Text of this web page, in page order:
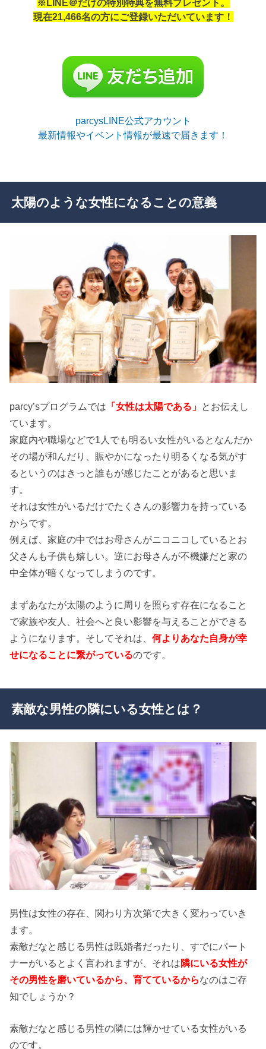
※LINE＠だけの特別特典を無料プレゼント。
現在21,466名の方にご登録いただいています！
parcysLINE公式アカウント
最新情報やイベント情報が最速で届きます！
太陽のような女性になることの意義
parcy’sプログラムでは 「女性は太陽である」 とお伝えし
ています。
家庭内や職場などで1人でも明るい女性がいるとなんだか
その場が和んだり、賑やかになったり明るくなる気がす
るというのはきっと誰もが感じたことがあると思いま
す。
それは女性がいるだけでたくさんの影響力を持っている
からです。
例えば、家庭の中ではお母さんがニコニコしているとお
父さんも子供も嬉しい。逆にお母さんが不機嫌だと家の
中全体が暗くなってしまうのです。
まずあなたが太陽のように周りを照らす存在になること
で家族や友人、社会へと良い影響を与えることができる
ようになります。そしてそれは、何よりあなた自身が幸
せになることに繋がっているのです。
素敵な男性の隣にいる女性とは？
男性は女性の存在、関わり方次第で大きく変わっていき
ます。
素敵だなと感じる男性は既婚者だったり、すでにパート
ナーがいるとよく言われますが、それは隣にいる女性が
その男性を磨いているから、育てているからなのはご存
知でしょうか？
素敵だなと感じる男性の隣には輝かせている女性がいる
のです。